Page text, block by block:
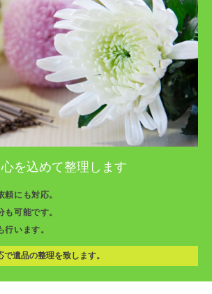
を込めて整理します
にも対応。
可能です。
います。
遺品の整理を致します。